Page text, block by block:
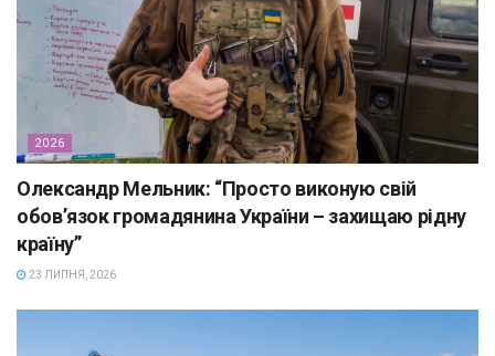
2026
Олександр Мельник: “Просто виконую свій
обов’язок громадянина України – захищаю рідну
країну”
23 ЛИПНЯ, 2026